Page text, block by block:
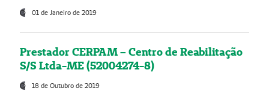
01 de Janeiro de 2019
Prestador CERPAM – Centro de Reabilitação
S/S Ltda-ME (52004274-8)
18 de Outubro de 2019